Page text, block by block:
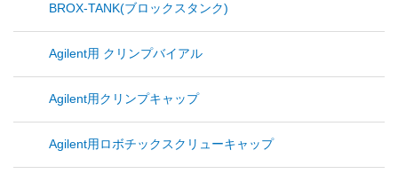
BROX-TANK(ブロックスタンク)
Agilent用 クリンプバイアル
Agilent用クリンプキャップ
Agilent用ロボチックスクリューキャップ